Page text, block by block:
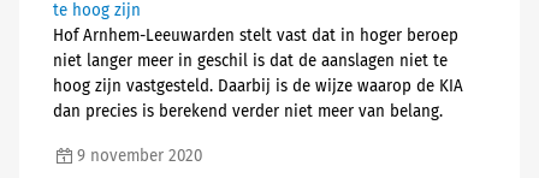
te hoog zijn
Hof Arnhem-Leeuwarden stelt vast dat in hoger beroep
niet langer meer in geschil is dat de aanslagen niet te
hoog zijn vastgesteld. Daarbij is de wijze waarop de KIA
dan precies is berekend verder niet meer van belang.
9 november 2020